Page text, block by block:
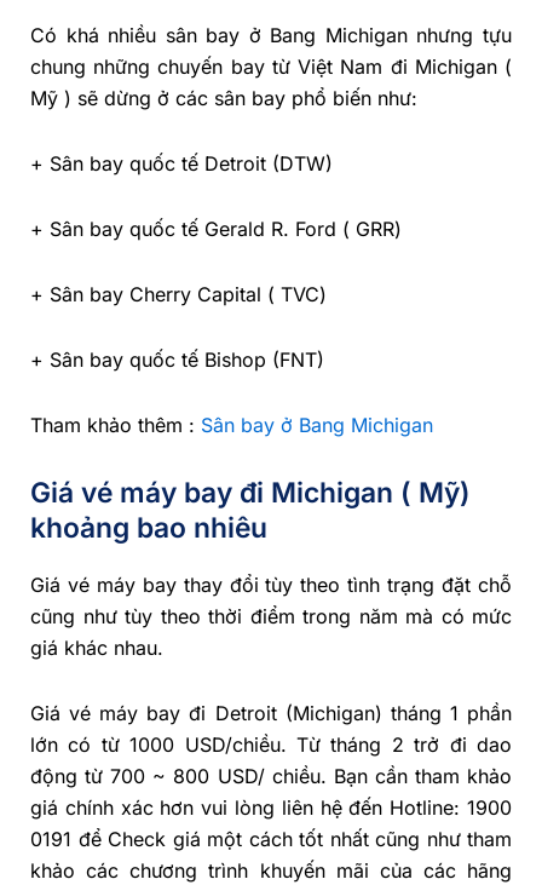
Có khá nhiều sân bay ở Bang Michigan nhưng tựu
chung những chuyến bay từ Việt Nam đi Michigan (
Mỹ ) sẽ dừng ở các sân bay phổ biến như:
+ Sân bay quốc tế Detroit (DTW)
+ Sân bay quốc tế Gerald R. Ford ( GRR)
+ Sân bay Cherry Capital ( TVC)
+ Sân bay quốc tế Bishop (FNT)
Tham khảo thêm : Sân bay ở Bang Michigan
Giá vé máy bay đi Michigan ( Mỹ)
khoảng bao nhiêu
Giá vé máy bay thay đổi tùy theo tình trạng đặt chỗ
cũng như tùy theo thời điểm trong năm mà có mức
giá khác nhau.
Giá vé máy bay đi Detroit (Michigan) tháng 1 phần
lớn có từ 1000 USD/chiều. Từ tháng 2 trở đi dao
động từ 700 ~ 800 USD/ chiều. Bạn cần tham khảo
giá chính xác hơn vui lòng liên hệ đến Hotline: 1900
0191 để Check giá một cách tốt nhất cũng như tham
khảo các chương trình khuyến mãi của các hãng